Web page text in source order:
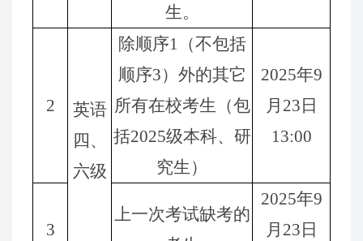
生。
2
英语
四、
六级
除顺序1（不包括
顺序3）外的其它
所有在校考生 （包
括2025级本科、 研
究生）
2025年9
月 23 日
13:00
3
上一次考试缺考的
2025年9
月 23 日